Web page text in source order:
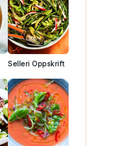
Selleri Oppskrift